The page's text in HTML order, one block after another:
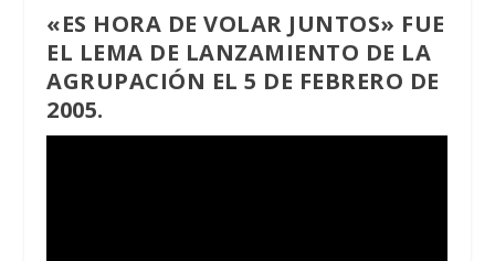
«ES HORA DE VOLAR JUNTOS» FUE
EL LEMA DE LANZAMIENTO DE LA
AGRUPACIÓN EL 5 DE FEBRERO DE
2005.